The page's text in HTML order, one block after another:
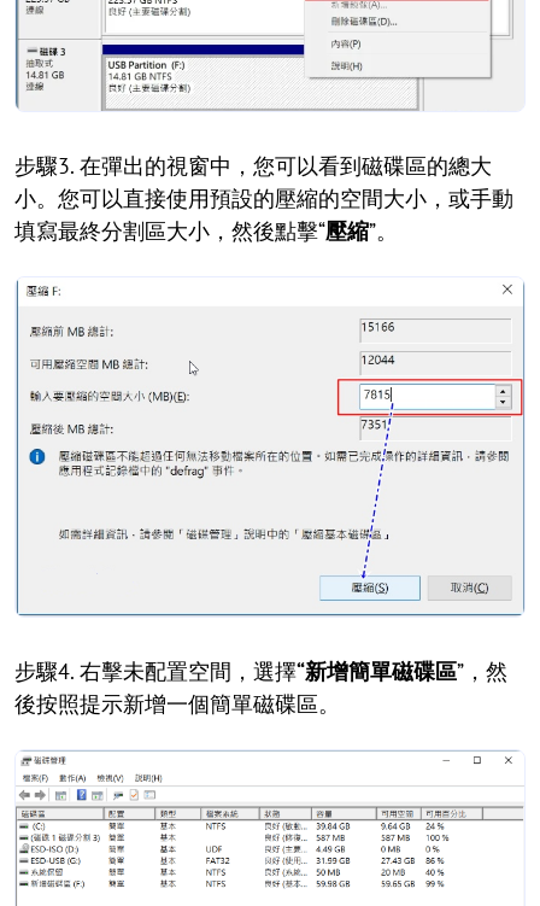
步驟3. 在彈出的視窗中，您可以看到磁碟區的總大
小。您可以直接使用預設的壓縮的空間大小，或手動
填寫最終分割區大小，然後點擊“壓縮”。
步驟4. 右擊未配置空間，選擇“新增簡單磁碟區”，然
後按照提示新增一個簡單磁碟區。